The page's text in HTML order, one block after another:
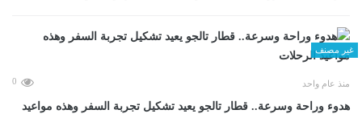
غير مصنف
منذ عام واحد 0
هدوء وراحة وسرعة.. قطار تالجو يعيد تشكيل تجربة السفر وهذه مواعيد